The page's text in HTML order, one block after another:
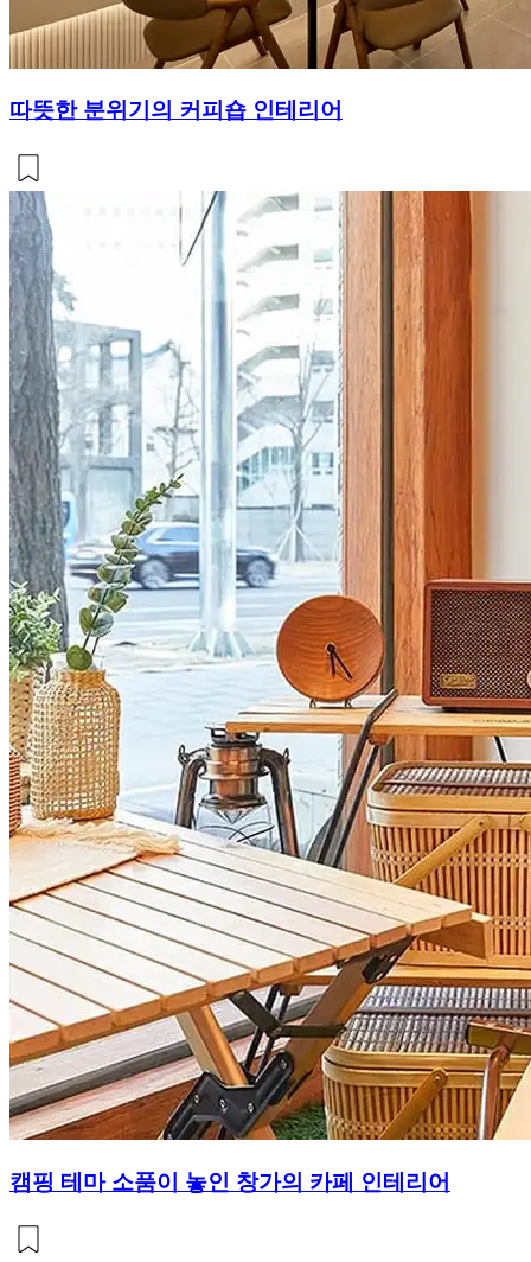
따뜻한 분위기의 커피숍 인테리어
캠핑 테마 소품이 놓인 창가의 카페 인테리어